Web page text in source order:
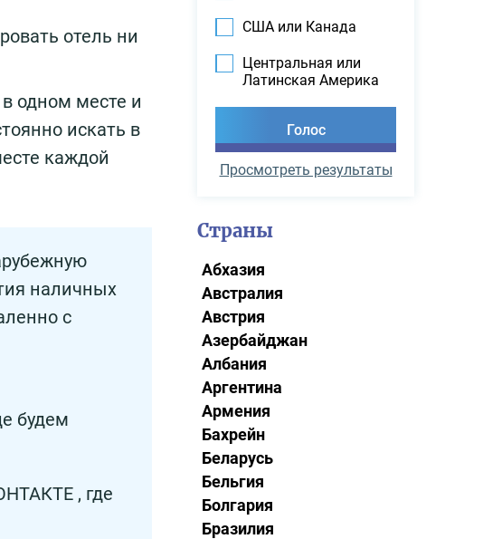
отель ни
одном месте и
искать в
каждой
наличных
с
будем
, где
США или Канада
Центральная или
Латинская Америка
Просмотреть результаты
Страны
Абхазия
Австралия
Австрия
Азербайджан
Албания
Аргентина
Армения
Бахрейн
Беларусь
Бельгия
Болгария
Бразилия